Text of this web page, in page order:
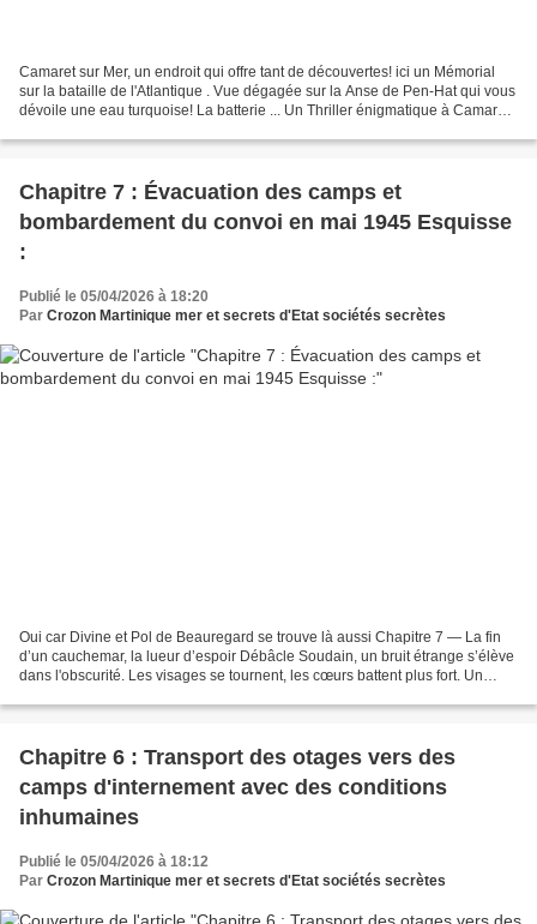
Camaret sur Mer, un endroit qui offre tant de découvertes! ici un Mémorial
sur la bataille de l'Atlantique . Vue dégagée sur la Anse de Pen-Hat qui vous
dévoile une eau turquoise! La batterie ... Un Thriller énigmatique à Camaret-
Chapitre 7 : Évacuation des camps et
bombardement du convoi en mai 1945 Esquisse
:
Publié le 05/04/2026 à 18:20
Par Crozon Martinique mer et secrets d'Etat sociétés secrètes
Oui car Divine et Pol de Beauregard se trouve là aussi Chapitre 7 — La fin
d’un cauchemar, la lueur d’espoir Débâcle Soudain, un bruit étrange s’élève
dans l'obscurité. Les visages se tournent, les cœurs battent plus fort. Un
Chapitre 6 : Transport des otages vers des
camps d'internement avec des conditions
inhumaines
Publié le 05/04/2026 à 18:12
Par Crozon Martinique mer et secrets d'Etat sociétés secrètes